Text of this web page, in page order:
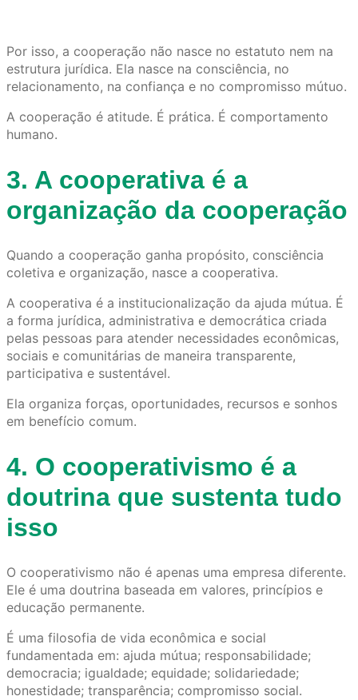
Por isso, a cooperação não nasce no estatuto nem na
estrutura jurídica. Ela nasce na consciência, no
relacionamento, na confiança e no compromisso mútuo.
A cooperação é atitude. É prática. É comportamento
humano.
3. A cooperativa é a
organização da cooperação
Quando a cooperação ganha propósito, consciência
coletiva e organização, nasce a cooperativa.
A cooperativa é a institucionalização da ajuda mútua. É
a forma jurídica, administrativa e democrática criada
pelas pessoas para atender necessidades econômicas,
sociais e comunitárias de maneira transparente,
participativa e sustentável.
Ela organiza forças, oportunidades, recursos e sonhos
em benefício comum.
4. O cooperativismo é a
doutrina que sustenta tudo
isso
O cooperativismo não é apenas uma empresa diferente.
Ele é uma doutrina baseada em valores, princípios e
educação permanente.
É uma filosofia de vida econômica e social
fundamentada em: ajuda mútua; responsabilidade;
democracia; igualdade; equidade; solidariedade;
honestidade; transparência; compromisso social.